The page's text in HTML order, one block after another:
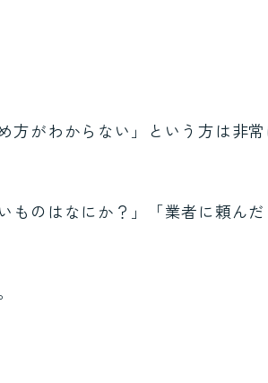
方がわからない」という方は非
ものはなにか？」「業者に頼ん